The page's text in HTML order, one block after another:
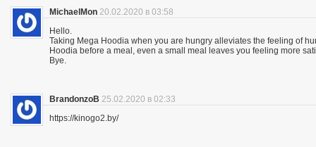
MichaelMon 20.02.2020 в 03:58
Hello.
Taking Mega Hoodia when you are hungry alleviates the feeling of
Hoodia before a meal, even a small meal leaves you feeling more
Bye.
BrandonzoB 25.02.2020 в 02:33
https://kinogo2.by/